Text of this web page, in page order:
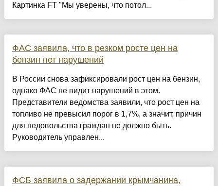
Картинка FT "Мы уверены, что потол...
ФАС заявила, что в резком росте цен на
бензин нет нарушений
В России снова зафиксировали рост цен на бензин,
однако ФАС не видит нарушений в этом.
Представители ведомства заявили, что рост цен на
топливо не превысил порог в 1,7%, а значит, причин
для недовольства граждан не должно быть.
Руководитель управлен...
ФСБ заявила о задержании крымчанина,